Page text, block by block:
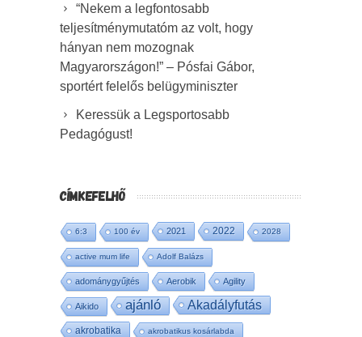
“Nekem a legfontosabb
teljesítménymutatóm az volt, hogy
hányan nem mozognak
Magyarországon!” – Pósfai Gábor,
sportért felelős belügyminiszter
Keressük a Legsportosabb
Pedagógust!
CÍMKEFELHŐ
6:3 100 év 2021 2022 2028
active mum life Adolf Balázs
adománygyűjtés Aerobik Agility
Aikido ajánló Akadályfutás
akrobatika akrobatikus kosárlabda